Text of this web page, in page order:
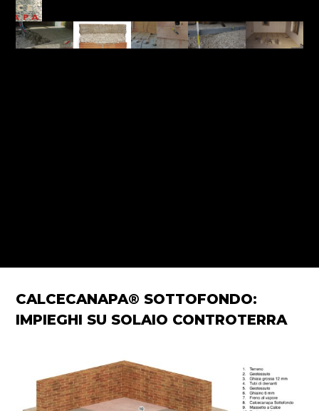
CALCECANAPA® SOTTOFONDO:
IMPIEGHI SU SOLAIO CONTROTERRA